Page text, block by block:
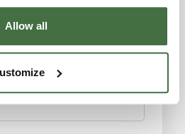
Allow all
di circa 110 mq, un luogo
rilassare ammirando la
circostante. La scuderia per
proprietà, rendendola perfetta
di equitazione o per
Il giardino e il paesaggio